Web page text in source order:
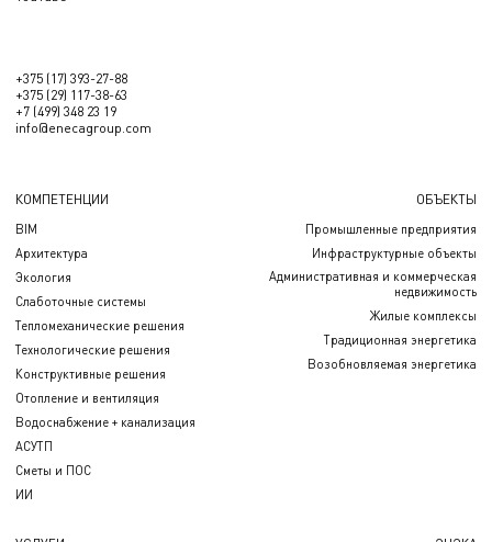
+375 (17) 393-27-88
+375 (29) 117-38-63
+7 (499) 348 23 19
info@enecagroup.com
КОМПЕТЕНЦИИ
BIM
Архитектура
Экология
Слаботочные системы
Тепломеханические решения
Технологические решения
Конструктивные решения
Отопление и вентиляция
Водоснабжение + канализация
АСУТП
Сметы и ПОС
ИИ
ОБЪЕКТЫ
Промышленные предприятия
Инфраструктурные объекты
Административная и коммерческая
недвижимость
Жилые комплексы
Традиционная энергетика
Возобновляемая энергетика